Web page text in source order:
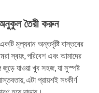
অনুকুল তৈরী করুন
মূল্যবান অন্তর্দৃষ্টি বাস্তবের
স্বয়ং, পরিবেশ এবং আমাদের
যাওয়া খুব সহজ, যা সুস্পষ্ট
এটা প্রায়শই সংকীর্ণ